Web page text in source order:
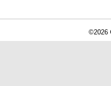
©2026